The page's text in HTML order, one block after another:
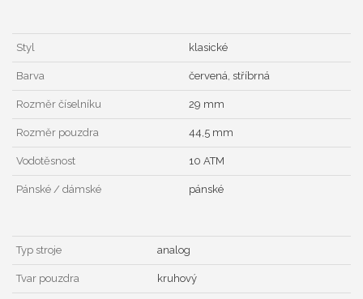
Styl klasické
Barva červená, stříbrná
Rozměr číselníku 29 mm
Rozměr pouzdra 44,5 mm
Vodotěsnost 10 ATM
Pánské / dámské pánské
Typ stroje analog
Tvar pouzdra kruhový